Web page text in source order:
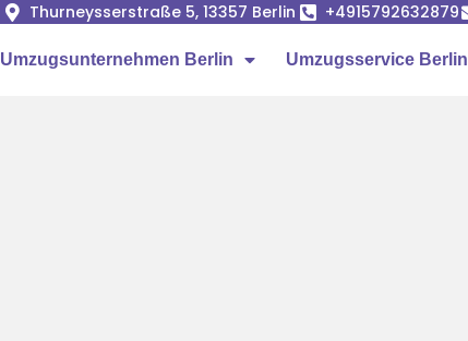
Thurneysserstraße 5, 13357 Berlin +4915792632879
Umzugsunternehmen Berlin Umzugsservice Berlin